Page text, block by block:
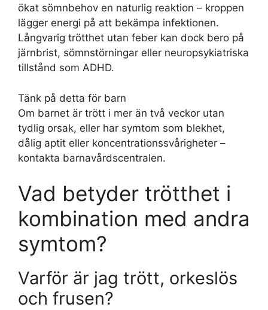
ökat sömnbehov en naturlig reaktion – kroppen
lägger energi på att bekämpa infektionen.
Långvarig trötthet utan feber kan dock bero på
järnbrist, sömnstörningar eller neuropsykiatriska
tillstånd som ADHD.
Tänk på detta för barn
Om barnet är trött i mer än två veckor utan
tydlig orsak, eller har symtom som blekhet,
dålig aptit eller koncentrationssvårigheter –
kontakta barnavårdscentralen.
Vad betyder trötthet i
kombination med andra
symtom?
Varför är jag trött, orkeslös
och frusen?